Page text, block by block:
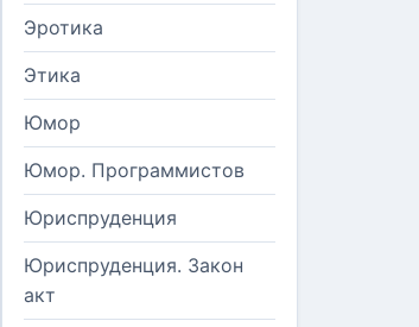
Эротика
Этика
Юмор
Юмор. Программистов
Юриспруденция
Юриспруденция. Закон
акт